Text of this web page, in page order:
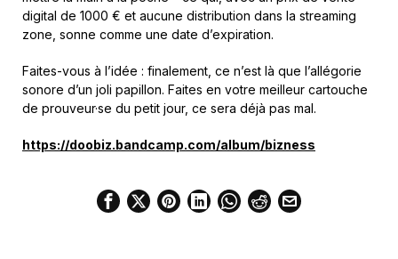
digital de 1000 € et aucune distribution dans la streaming
zone, sonne comme une date d’expiration.
Faites-vous à l’idée : finalement, ce n’est là que l’allégorie
sonore d’un joli papillon. Faites en votre meilleur cartouche
de prouveur·se du petit jour, ce sera déjà pas mal.
https://doobiz.bandcamp.com/album/bizness